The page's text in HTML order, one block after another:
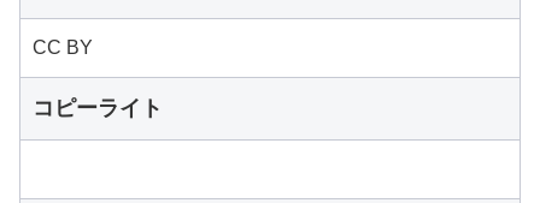
CC BY
コピーライト